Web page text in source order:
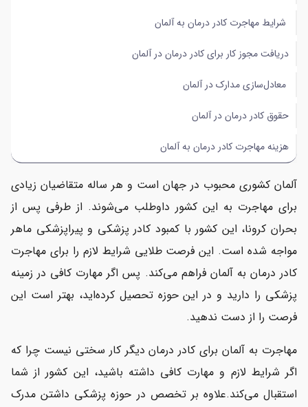
حقوق کادر درمان در آلمان
هزینه مهاجرت کادر درمان به آلمان
شرایط مهاجرت کادر درمان به آلمان
دریافت مجوز کار برای کادر درمان در آلمان
معادل‌سازی مدارک در آلمان
حقوق کادر درمان در آلمان
هزینه مهاجرت کادر درمان به آلمان
آلمان کشوری محبوب در جهان است و هر ساله متقاضیان زیادی
برای مهاجرت به این کشور داوطلب می‌شوند. از طرفی پس از
بحران کرونا، این کشور با کمبود کادر پزشکی و پیراپزشکی ماهر
مواجه شده است. این فرصت طلایی شرایط لازم را برای مهاجرت
کادر درمان به آلمان فراهم می‌کند. پس اگر مهارت کافی در زمینه
پزشکی را دارید و در این حوزه تحصیل کرده‌اید، بهتر است این
فرصت را از دست ندهید.
مهاجرت به آلمانبرای کادر درمان دیگر کار سختی نیست چرا که
اگر شرایط لازم و مهارت کافی داشته باشید، این کشور از شما
استقبال می‌کند.علاوه بر تخصص در حوزه پزشکی داشتن مدرک